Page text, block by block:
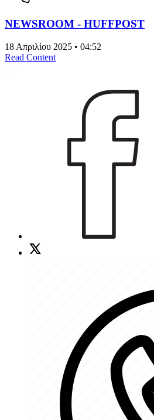
NEWSROOM - HUFFPOST
18 Απριλίου 2025 • 04:52
Read Content